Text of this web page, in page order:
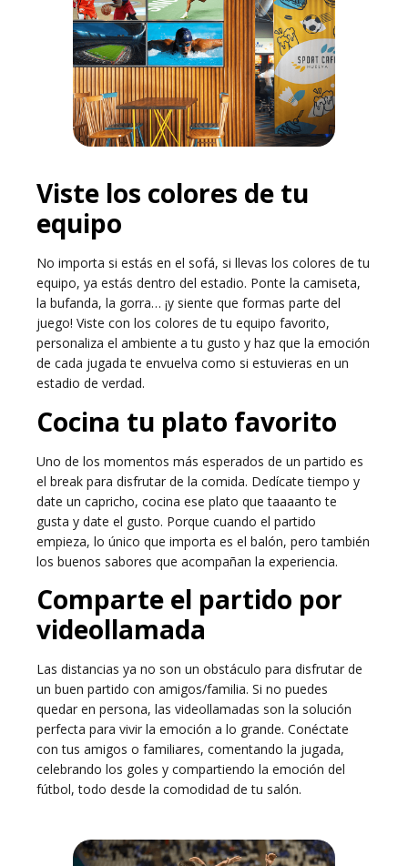
Viste los colores de tu
equipo
No importa si estás en el sofá, si llevas los colores de tu
equipo, ya estás dentro del estadio. Ponte la camiseta,
la bufanda, la gorra… ¡y siente que formas parte del
juego! Viste con los colores de tu equipo favorito,
personaliza el ambiente a tu gusto y haz que la emoción
de cada jugada te envuelva como si estuvieras en un
estadio de verdad.
Cocina tu plato favorito
Uno de los momentos más esperados de un partido es
el break para disfrutar de la comida. Dedícate tiempo y
date un capricho, cocina ese plato que taaaanto te
gusta y date el gusto. Porque cuando el partido
empieza, lo único que importa es el balón, pero también
los buenos sabores que acompañan la experiencia.
Comparte el partido por
videollamada
Las distancias ya no son un obstáculo para disfrutar de
un buen partido con amigos/familia. Si no puedes
quedar en persona, las videollamadas son la solución
perfecta para vivir la emoción a lo grande. Conéctate
con tus amigos o familiares, comentando la jugada,
celebrando los goles y compartiendo la emoción del
fútbol, todo desde la comodidad de tu salón.